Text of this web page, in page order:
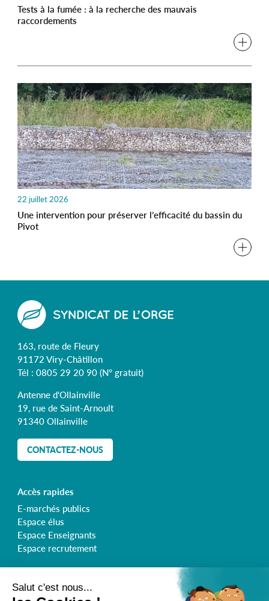
Tests à la fumée : à la recherche des mauvais
raccordements
22 juillet 2026
Une intervention pour préserver l’efficacité du bassin du
Pivot
163, route de Fleury
91172 Viry-Châtillon
Tél : 0805 29 20 90(N° gratuit)
Antenne d'Ollainville
19, rue de Saint-Arnoult
91340 Ollainville
CONTACTEZ-NOUS
Accès rapides
E-marchés publics
Espace élus
Espace Enseignants
Espace recrutement
Retrouvez le Syndicat de l'Orge sur :